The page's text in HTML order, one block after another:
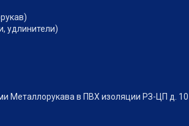
удлинители)
Металлорукава в ПВХ изоляции РЗ-ЦП д.